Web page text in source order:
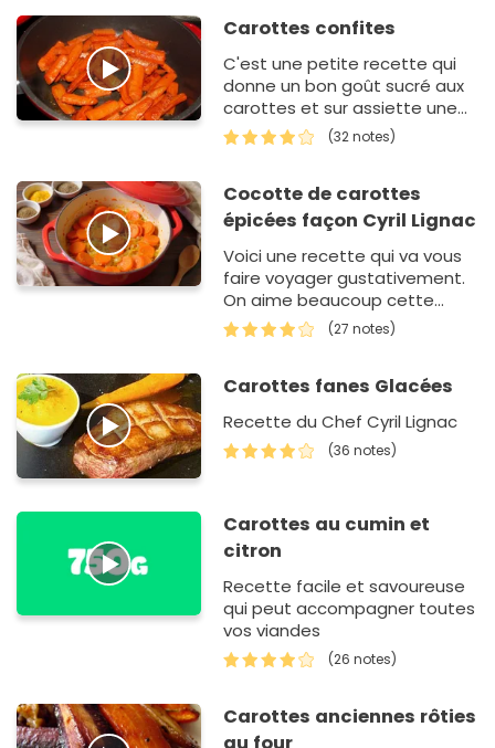
Carottes confites
C'est une petite recette qui
donne un bon goût sucré aux
carottes et sur assiette une
belle couleur brillante
(32 notes)
Cocotte de carottes
épicées façon Cyril Lignac
Voici une recette qui va vous
faire voyager gustativement.
On aime beaucoup cette
façon agréable de cuisiner les
carottes avec des épices.
(27 notes)
Carottes fanes Glacées
Recette du Chef Cyril Lignac
(36 notes)
Carottes au cumin et
citron
Recette facile et savoureuse
qui peut accompagner toutes
vos viandes
(26 notes)
Carottes anciennes rôties
au four